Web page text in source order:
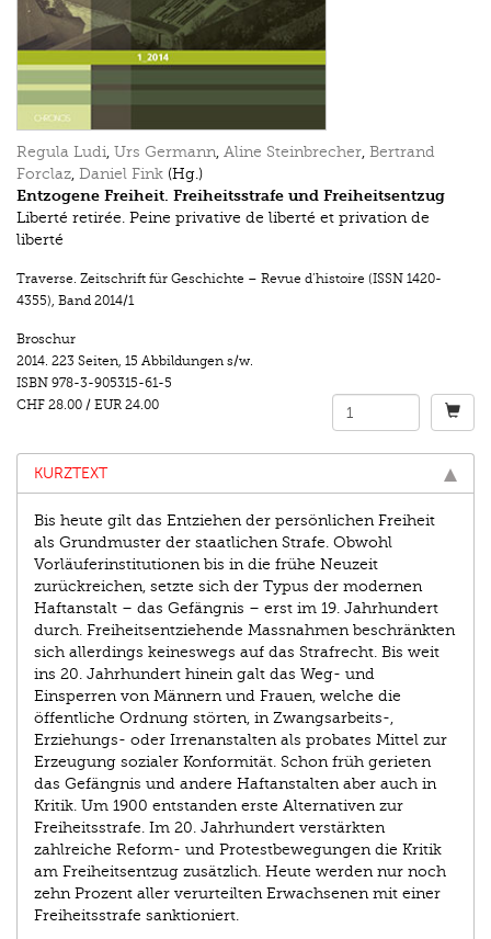
Regula Ludi, Urs Germann, Aline Steinbrecher, Bertrand
Forclaz, Daniel Fink (Hg.)
Entzogene Freiheit. Freiheitsstrafe und Freiheitsentzug
Liberté retirée. Peine privative de liberté et privation de
liberté
Traverse. Zeitschrift für Geschichte – Revue d’histoire (ISSN 1420-
4355), Band 2014/1
Broschur
2014. 223 Seiten, 15 Abbildungen s/w.
ISBN 978-3-905315-61-5
CHF 28.00 / EUR 24.00
KURZTEXT
Bis heute gilt das Entziehen der persönlichen Freiheit
als Grundmuster der staatlichen Strafe. Obwohl
Vorläuferinstitutionen bis in die frühe Neuzeit
zurückreichen, setzte sich der Typus der modernen
Haftanstalt – das Gefängnis – erst im 19. Jahrhundert
durch. Freiheitsentziehende Massnahmen beschränkten
sich allerdings keineswegs auf das Strafrecht. Bis weit
ins 20. Jahrhundert hinein galt das Weg- und
Einsperren von Männern und Frauen, welche die
öffentliche Ordnung störten, in Zwangsarbeits-,
Erziehungs- oder Irrenanstalten als probates Mittel zur
Erzeugung sozialer Konformität. Schon früh gerieten
das Gefängnis und andere Haftanstalten aber auch in
Kritik. Um 1900 entstanden erste Alternativen zur
Freiheitsstrafe. Im 20. Jahrhundert verstärkten
zahlreiche Reform- und Protestbewegungen die Kritik
am Freiheitsentzug zusätzlich. Heute werden nur noch
zehn Prozent aller verurteilten Erwachsenen mit einer
Freiheitsstrafe sanktioniert.